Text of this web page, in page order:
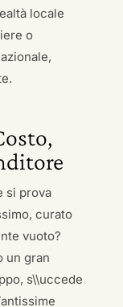
locale
o
si prova
curato
vuoto?
un gran
s\\uccede